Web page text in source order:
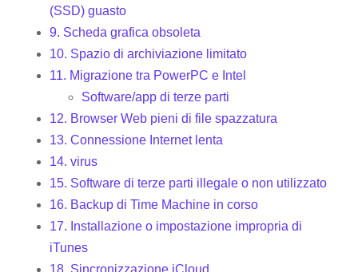
(SSD) guasto
9. Scheda grafica obsoleta
10. Spazio di archiviazione limitato
11. Migrazione tra PowerPC e Intel
Software/app di terze parti
12. Browser Web pieni di file spazzatura
13. Connessione Internet lenta
14. virus
15. Software di terze parti illegale o non utilizzato
16. Backup di Time Machine in corso
17. Installazione o impostazione impropria di
iTunes
18. Sincronizzazione iCloud